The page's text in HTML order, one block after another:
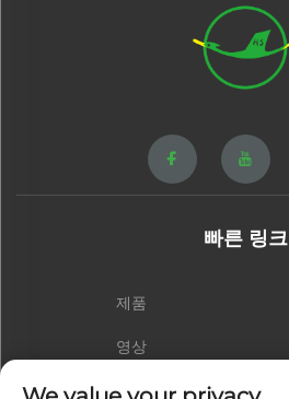
빠른 링크
제품
영상
연락처